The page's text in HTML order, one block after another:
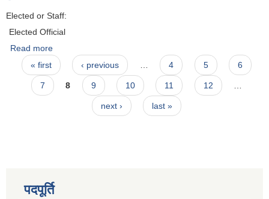
Elected or Staff:
Elected Official
Read more
Pages
« first ‹ previous … 4 5 6
7 8 9 10 11 12 …
next › last »
पदपूर्ति